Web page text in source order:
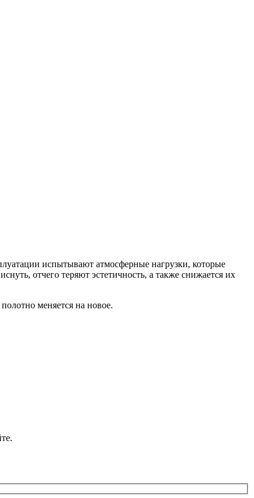
испытывают атмосферные нагрузки, которые
отчего теряют эстетичность, а также снижается их
меняется на новое.